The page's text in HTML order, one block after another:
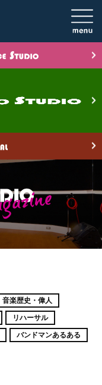
音楽歴史・偉人
リハーサル
バンドマンあるある